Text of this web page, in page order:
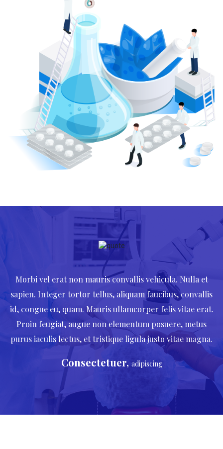
Morbi vel erat non mauris convallis vehicula. Nulla et
sapien. Integer tortor tellus, aliquam faucibus, convallis
id, congue eu, quam. Mauris ullamcorper felis vitae erat.
Proin feugiat, augue non elementum posuere, metus
purus iaculis lectus, et tristique ligula justo vitae magna.
Consectetuer, adipiscing